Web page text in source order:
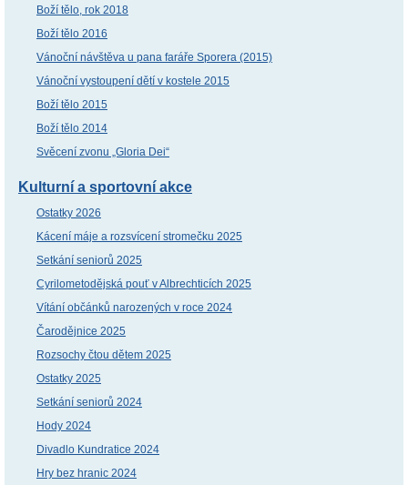
Boží tělo, rok 2018
Boží tělo 2016
Vánoční návštěva u pana faráře Sporera (2015)
Vánoční vystoupení dětí v kostele 2015
Boží tělo 2015
Boží tělo 2014
Svěcení zvonu „Gloria Dei“
Kulturní a sportovní akce
Ostatky 2026
Kácení máje a rozsvícení stromečku 2025
Setkání seniorů 2025
Cyrilometodějská pouť v Albrechticích 2025
Vítání občánků narozených v roce 2024
Čarodějnice 2025
Rozsochy čtou dětem 2025
Ostatky 2025
Setkání seniorů 2024
Hody 2024
Divadlo Kundratice 2024
Hry bez hranic 2024